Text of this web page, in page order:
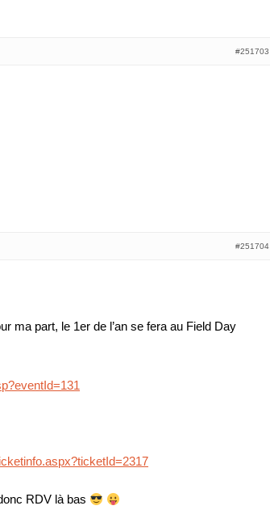
#251703
#251704
ma part, le 1er de l’an se fera au Field Day
RDV là bas